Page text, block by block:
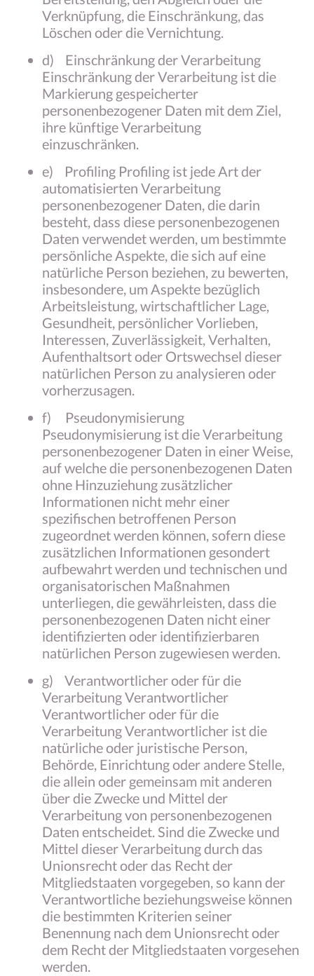
Verknüpfung, die Einschränkung, das
Löschen oder die Vernichtung.
d) Einschränkung der Verarbeitung
Einschränkung der Verarbeitung ist die
Markierung gespeicherter
personenbezogener Daten mit dem Ziel,
ihre künftige Verarbeitung
einzuschränken.
e) Profiling Profiling ist jede Art der
automatisierten Verarbeitung
personenbezogener Daten, die darin
besteht, dass diese personenbezogenen
Daten verwendet werden, um bestimmte
persönliche Aspekte, die sich auf eine
natürliche Person beziehen, zu bewerten,
insbesondere, um Aspekte bezüglich
Arbeitsleistung, wirtschaftlicher Lage,
Gesundheit, persönlicher Vorlieben,
Interessen, Zuverlässigkeit, Verhalten,
Aufenthaltsort oder Ortswechsel dieser
natürlichen Person zu analysieren oder
vorherzusagen.
f) Pseudonymisierung
Pseudonymisierung ist die Verarbeitung
personenbezogener Daten in einer Weise,
auf welche die personenbezogenen Daten
ohne Hinzuziehung zusätzlicher
Informationen nicht mehr einer
spezifischen betroffenen Person
zugeordnet werden können, sofern diese
zusätzlichen Informationen gesondert
aufbewahrt werden und technischen und
organisatorischen Maßnahmen
unterliegen, die gewährleisten, dass die
personenbezogenen Daten nicht einer
identifizierten oder identifizierbaren
natürlichen Person zugewiesen werden.
g) Verantwortlicher oder für die
Verarbeitung Verantwortlicher
Verantwortlicher oder für die
Verarbeitung Verantwortlicher ist die
natürliche oder juristische Person,
Behörde, Einrichtung oder andere Stelle,
die allein oder gemeinsam mit anderen
über die Zwecke und Mittel der
Verarbeitung von personenbezogenen
Daten entscheidet. Sind die Zwecke und
Mittel dieser Verarbeitung durch das
Unionsrecht oder das Recht der
Mitgliedstaaten vorgegeben, so kann der
Verantwortliche beziehungsweise können
die bestimmten Kriterien seiner
Benennung nach dem Unionsrecht oder
dem Recht der Mitgliedstaaten vorgesehen
werden.